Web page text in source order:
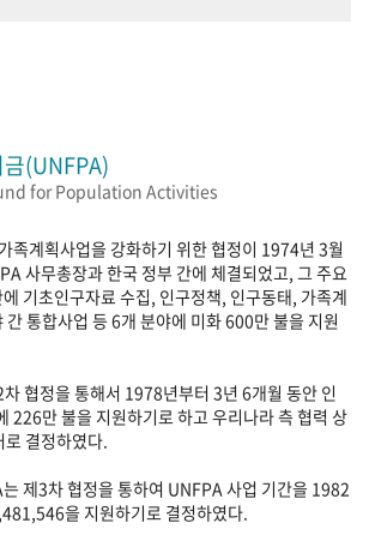
(UNFPA)
for Population Activities
족계획사업을 강화하기 위한 협정이 1974년 3월
사무총장과 한국 정부 간에 체결되었고, 그 주요
기초인구자료 수집, 인구정책, 인구동태, 가족계
통합사업 등 6개 분야에 미화 600만 불을 지원
협정을 통해서 1978년부터 3년 6개월 동안 인
226만 불을 지원하기로 하고 우리나라 측 협력 상
결정하였다.
제3차 협정을 통하여 UNFPA 사업 기간을 1982
을 지원하기로 결정하였다.